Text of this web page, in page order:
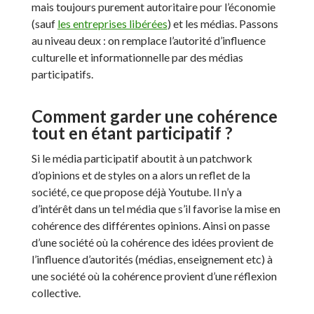
mais toujours purement autoritaire pour l’économie
(sauf les entreprises libérées) et les médias. Passons
au niveau deux : on remplace l’autorité d’influence
culturelle et informationnelle par des médias
participatifs.
Comment garder une cohérence
tout en étant participatif ?
Si le média participatif aboutit à un patchwork
d’opinions et de styles on a alors un reflet de la
société, ce que propose déjà Youtube. Il n’y a
d’intérêt dans un tel média que s’il favorise la mise en
cohérence des différentes opinions. Ainsi on passe
d’une société où la cohérence des idées provient de
l’influence d’autorités (médias, enseignement etc) à
une société où la cohérence provient d’une réflexion
collective.